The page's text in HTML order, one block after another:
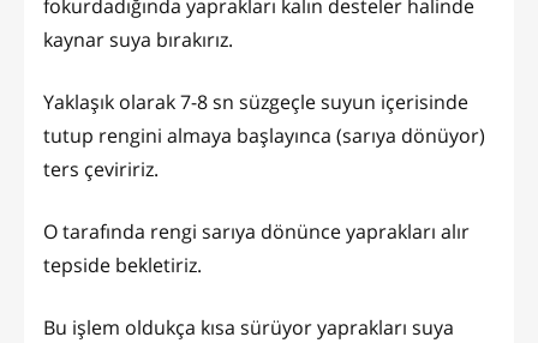
fokurdadığında yaprakları kalın desteler halinde
kaynar suya bırakırız.
Yaklaşık olarak 7-8 sn süzgeçle suyun içerisinde
tutup rengini almaya başlayınca (sarıya dönüyor)
ters çeviririz.
O tarafında rengi sarıya dönünce yaprakları alır
tepside bekletiriz.
Bu işlem oldukça kısa sürüyor yaprakları suya